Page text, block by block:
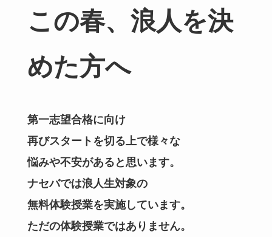
この春、浪人を決
めた方へ
第一志望合格に向け
再びスタートを切る上で様々な
悩みや不安があると思います。
ナセバでは浪人生対象の
無料体験授業を実施しています。
ただの体験授業ではありません。